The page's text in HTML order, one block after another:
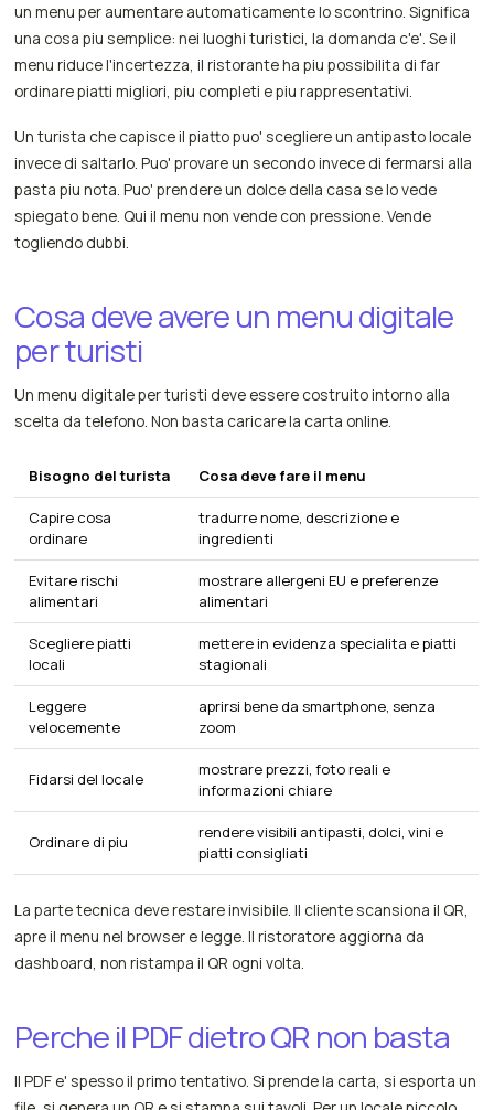
un menu per aumentare automaticamente lo scontrino. Significa
una cosa piu semplice: nei luoghi turistici, la domanda c'e'. Se il
menu riduce l'incertezza, il ristorante ha piu possibilita di far
ordinare piatti migliori, piu completi e piu rappresentativi.
Un turista che capisce il piatto puo' scegliere un antipasto locale
invece di saltarlo. Puo' provare un secondo invece di fermarsi alla
pasta piu nota. Puo' prendere un dolce della casa se lo vede
spiegato bene. Qui il menu non vende con pressione. Vende
togliendo dubbi.
Cosa deve avere un menu digitale
per turisti
Un menu digitale per turisti deve essere costruito intorno alla
scelta da telefono. Non basta caricare la carta online.
Bisogno del turista Cosa deve fare il menu
Capire cosa
ordinare
tradurre nome, descrizione e
ingredienti
Evitare rischi
alimentari
mostrare allergeni EU e preferenze
alimentari
Scegliere piatti
locali
mettere in evidenza specialita e piatti
stagionali
Leggere
velocemente
aprirsi bene da smartphone, senza
zoom
Fidarsi del locale
mostrare prezzi, foto reali e
informazioni chiare
Ordinare di piu
rendere visibili antipasti, dolci, vini e
piatti consigliati
La parte tecnica deve restare invisibile. Il cliente scansiona il QR,
apre il menu nel browser e legge. Il ristoratore aggiorna da
dashboard, non ristampa il QR ogni volta.
Perche il PDF dietro QR non basta
Il PDF e' spesso il primo tentativo. Si prende la carta, si esporta un